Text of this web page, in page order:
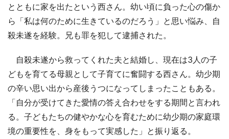
とともに家を出たという西さん。幼い頃に負った心の傷か
ら「私は何のために生きているのだろう」と思い悩み、自
殺未遂を経験。兄も罪を犯して逮捕された。
自殺未遂から救ってくれた夫と結婚し、現在は3人の子
どもを育てる母親として子育てに奮闘する西さん。幼少期
の辛い思い出から産後うつになってしまったこともある。
「自分が受けてきた愛情の答え合わせをする期間と言われ
る。子どもたちの健やかな心を育むために幼少期の家庭環
境の重要性を、身をもって実感した」と振り返る。